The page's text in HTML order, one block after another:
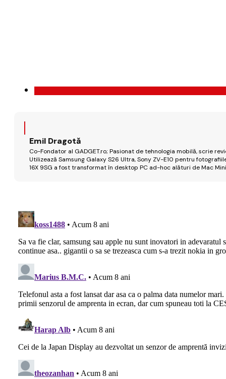
Emil Dragotă
Co-Fondator al GADGET.ro; Pasionat de tehnologia mobilă, scrie
Utilizează Samsung Galaxy S26 Ultra, Sony ZV-E10 pentru
16X 9SG a fost transformat în desktop PC ad-hoc alături de Mac